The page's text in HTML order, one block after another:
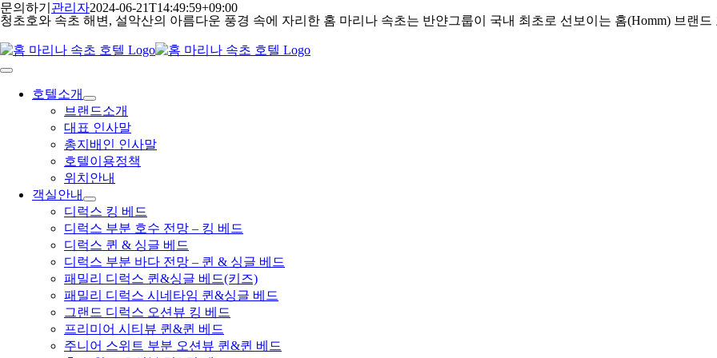
콘
텐
츠
로
건
청초호와 속초 해변, 설악산의 아름다운 풍경 속에 자리한 홈 마리나 속초는 반얀그룹이 국내 최초로 선보이는 홈(Homm) 브랜드
Toggle
Navigation호텔소개
브랜드소개
대표 인사말
총지배인 인사말
호텔이용정책
위치안내
객실안내
디럭스 킹 베드
디럭스 부분 호수 전망 – 킹 베드
디럭스 퀸 & 싱글 베드
디럭스 부분 바다 전망 – 퀸 & 싱글 베드
패밀리 디럭스 퀸&싱글 베드(키즈)
패밀리 디럭스 시네타임 퀸&싱글 베드
그랜드 디럭스 오션뷰 킹 베드
프리미어 시티뷰 퀸&퀸 베드
주니어 스위트 부분 오션뷰 퀸&퀸 베드
문의하기 관리자2024-06-21T14:49:59+09:00